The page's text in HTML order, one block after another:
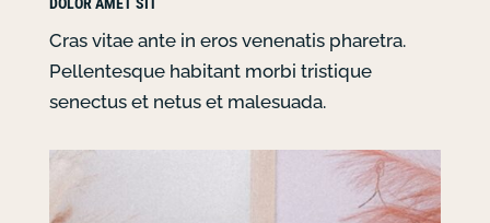
Cras vitae ante in eros venenatis pharetra.
Pellentesque habitant morbi tristique
senectus et netus et malesuada.